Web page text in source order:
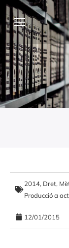
2014, Dret,
Producció a
12/01/2015